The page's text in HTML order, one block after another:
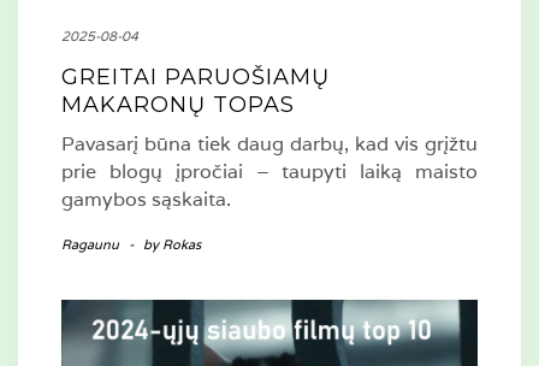
2025-08-04
GREITAI PARUOŠIAMŲ
MAKARONŲ TOPAS
Pavasarį būna tiek daug darbų, kad vis grįžtu
prie blogų įpročiai – taupyti laiką maisto
gamybos sąskaita.
Ragaunu - by Rokas